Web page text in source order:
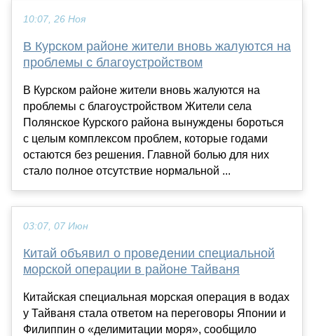
10:07, 26 Ноя
В Курском районе жители вновь жалуются на
проблемы с благоустройством
В Курском районе жители вновь жалуются на
проблемы с благоустройством Жители села
Полянское Курского района вынуждены бороться
с целым комплексом проблем, которые годами
остаются без решения. Главной болью для них
стало полное отсутствие нормальной ...
03:07, 07 Июн
Китай объявил о проведении специальной
морской операции в районе Тайваня
Китайская специальная морская операция в водах
у Тайваня стала ответом на переговоры Японии и
Филиппин о «делимитации моря», сообщило